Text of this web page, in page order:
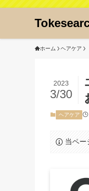
ホーム ヘアケア
2023
3/30
ヘアケア
当ペー